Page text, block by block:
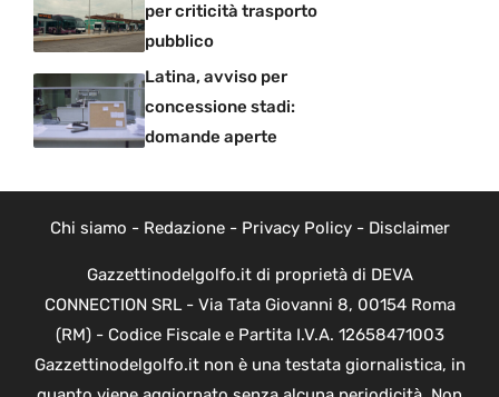
per criticità trasporto
pubblico
Latina, avviso per
concessione stadi:
domande aperte
Chi siamo - Redazione- Privacy Policy- Disclaimer
Gazzettinodelgolfo.it di proprietà di DEVA
CONNECTION SRL - Via Tata Giovanni 8, 00154 Roma
(RM) - Codice Fiscale e Partita I.V.A. 12658471003
Gazzettinodelgolfo.it non è una testata giornalistica, in